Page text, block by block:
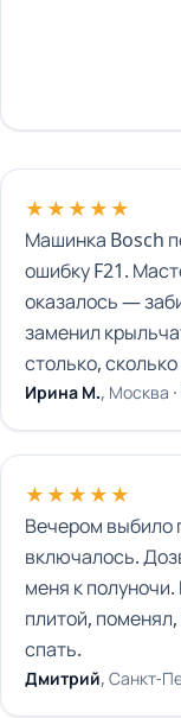
★★★★★
Машинка Bosch
ошибку F21.
оказалось —
заменил
столько,
Ирина М., Москва ·
★★★★★
Вечером выбило
включалось.
меня к
плитой,
спать.
Дмитрий, Санкт-